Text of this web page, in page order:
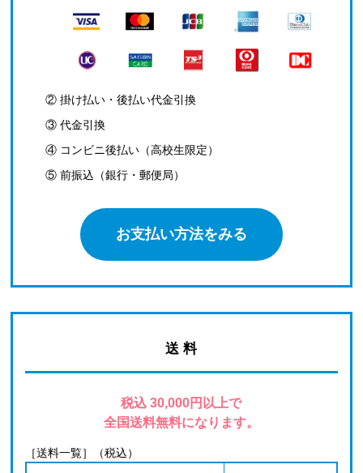
② 掛け払い・後払い代金引換
③ 代金引換
④ コンビニ後払い（高校生限定）
⑤ 前振込（銀行・郵便局）
お支払い方法をみる
送 料
税込 30,000円以上で
全国送料無料になります。
［送料一覧］（税込）